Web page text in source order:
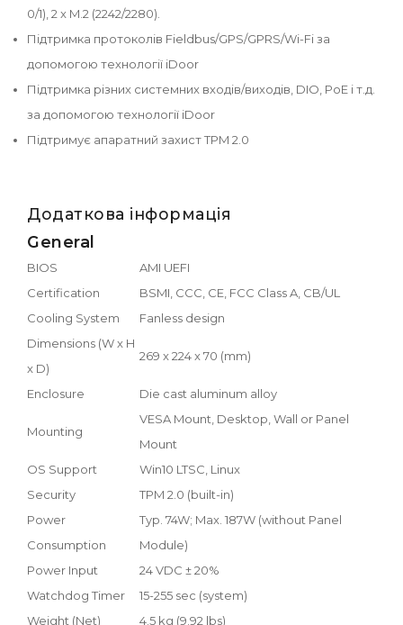
0/1), 2 x M.2 (2242/2280).
Підтримка протоколів Fieldbus/GPS/GPRS/Wi-Fi за
допомогою технології iDoor
Підтримка різних системних входів/виходів, DIO, PoE і т.д.
за допомогою технології iDoor
Підтримує апаратний захист TPM 2.0
Додаткова інформація
General
BIOS
AMI UEFI
Certification
BSMI, CCC, CE, FCC Class A, CB/UL
Cooling System
Fanless design
Dimensions (W x H
x D)
269 x 224 x 70 (mm)
Enclosure Die cast aluminum alloy
Mounting
VESA Mount, Desktop, Wall or Panel
Mount
OS Support
Win10 LTSC, Linux
Security
TPM 2.0 (built-in)
Power
Consumption
Typ. 74W; Max. 187W (without Panel
Module)
Power Input
24 VDC ± 20%
Watchdog Timer
15-255 sec (system)
Weight (Net)
4.5 kg (9.92 lbs)